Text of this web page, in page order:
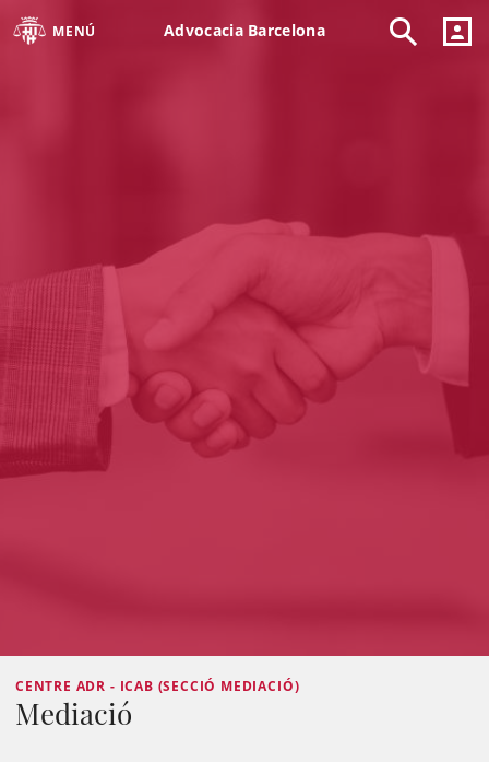
MENÚ Advocacia Barcelona
CENTRE ADR - ICAB (SECCIÓ MEDIACIÓ)
Mediació